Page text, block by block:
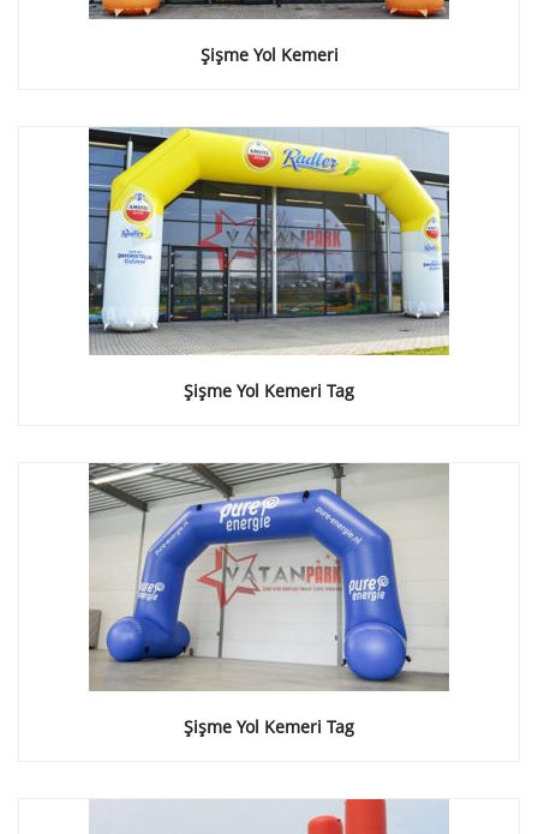
Şişme Yol Kemeri
Şişme Yol Kemeri Tag
Şişme Yol Kemeri Tag